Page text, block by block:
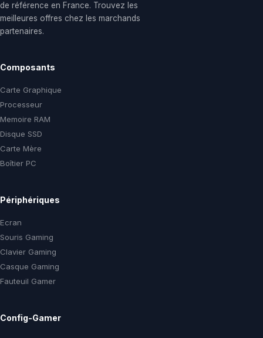
de référence en France. Trouvez les
meilleures offres chez les marchands
partenaires.
Composants
Carte Graphique
Processeur
Memoire RAM
Disque SSD
Carte Mère
Boîtier PC
Périphériques
Ecran
Souris Gaming
Clavier Gaming
Casque Gaming
Fauteuil Gamer
Config-Gamer